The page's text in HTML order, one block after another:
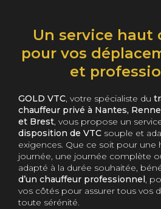
Un service haut
pour vos
et
GOLD VTC, votre spécialiste du
chauffeur privé à Nantes,
et Brest, vous propose un
disposition de VTC souple et
exigences. Que ce soit pour une
journée, une journée complète
adapté à la durée souhaitée,
d’un chauffeur professionnel ,
vos côtés pour assurer tous vos
toute sérénité.